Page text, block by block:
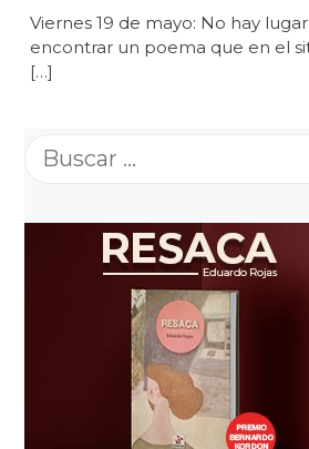
Viernes 19 de mayo: No hay
encontrar un poema que en el
[…]
Buscar: